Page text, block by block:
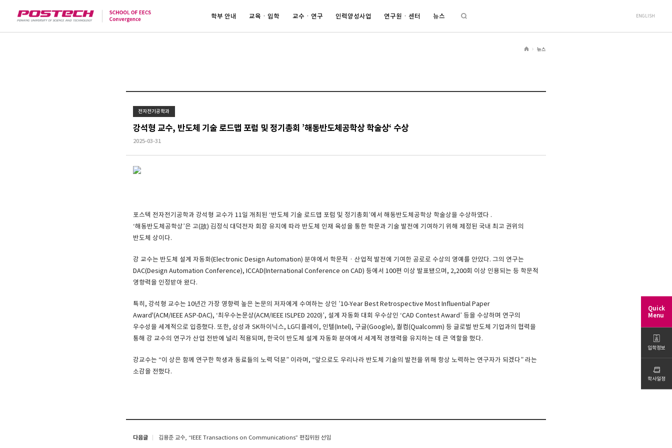
Quick
Menu
입학정보
학사일정
학부 안내 교육ㆍ입학 교수ㆍ연구 인력양성사업 연구원ㆍ센터 뉴스 ENGLISH
H
뉴스
전자전기공학과
강석형 교수, 반도체 기술 로드맵 포럼 및 정기총회 ’해동반도체공학상 학술상‘ 수상
2025-03-31
포스텍 전자전기공학과 강석형 교수가 11일 개최된 ‘반도체 기술 로드맵 포럼 및 정기총회’에서 해동반도체공학상 학술상을 수상하였다 .
‘해동반도체공학상’은 고(故) 김정식 대덕전자 회장 유지에 따라 반도체 인재 육성을 통한 학문과 기술 발전에 기여하기 위해 제정된 국내 최고 권위의
반도체 상이다.
강 교수는 반도체 설계 자동화(Electronic Design Automation) 분야에서 학문적 · 산업적 발전에 기여한 공로로 수상의 영예를 안았다. 그의 연구는
DAC(Design Automation Conference), ICCAD(International Conference on CAD) 등에서 100편 이상 발표됐으며, 2,200회 이상 인용되는 등 학문적
영향력을 인정받아 왔다.
특히, 강석형 교수는 10년간 가장 영향력 높은 논문의 저자에게 수여하는 상인 ’10-Year Best Retrospective Most Influential Paper
Award'(ACM/IEEE ASP-DAC), ‘최우수논문상(ACM/IEEE ISLPED 2020)’, 설계 자동화 대회 우수상인 ‘CAD Contest Award’ 등을 수상하며 연구의
우수성을 세계적으로 입증했다. 또한, 삼성과 SK하이닉스, LG디플레이, 인텔(Intel), 구글(Google), 퀄컴(Qualcomm) 등 글로벌 반도체 기업과의 협력을
통해 강 교수의 연구가 산업 전반에 널리 적용되며, 한국이 반도체 설계 자동화 분야에서 세계적 경쟁력을 유지하는 데 큰 역할을 했다.
강교수는 “이 상은 함께 연구한 학생과 동료들의 노력 덕분” 이라며, “앞으로도 우리나라 반도체 기술의 발전을 위해 항상 노력하는 연구자가 되겠다” 라는
소감을 전했다.
다음글 김용준 교수, “IEEE Transactions on Communications” 편집위원 선임